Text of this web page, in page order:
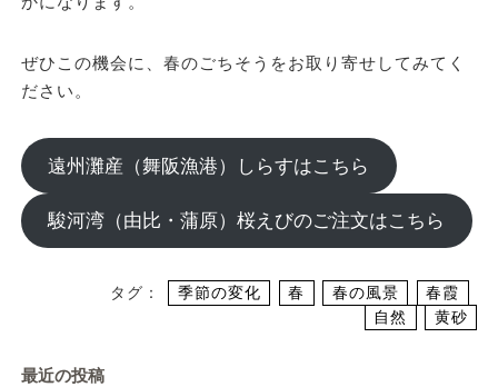
ぜひこの機会に、春のごちそうをお取り寄せしてみてく
ださい。
遠州灘産（舞阪漁港）しらすはこちら
駿河湾（由比・蒲原）桜えびのご注文はこちら
タグ： 季節の変化 春 春の風景
春霞
自然
黄砂
最近の投稿